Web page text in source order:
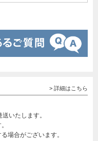
> 詳細はこちら
いたします。
場合がございます。